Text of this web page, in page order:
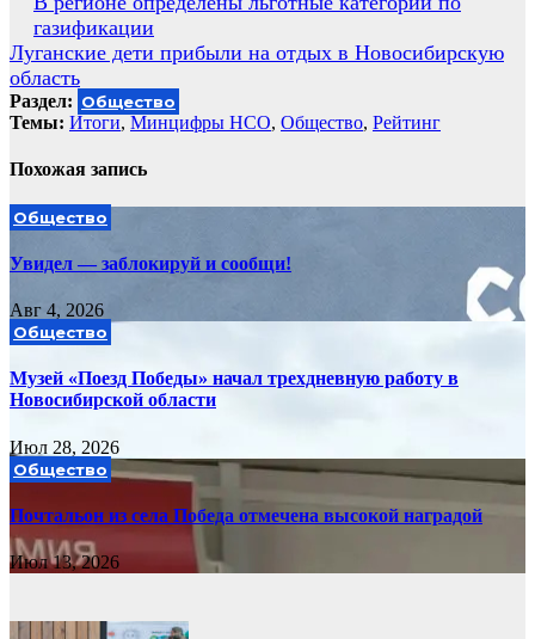
по
записям
газификации
Луганские дети прибыли на отдых в Новосибирскую
область
Раздел: Общество
Темы: Итоги, Минцифры НСО, Общество, Рейтинг
Похожая запись
Общество
Увидел — заблокируй и сообщи!
Авг 4, 2026
Общество
Музей «Поезд Победы» начал трехдневную работу в
Новосибирской области
Июл 28, 2026
Общество
Почтальон из села Победа отмечена высокой наградой
Июл 13, 2026